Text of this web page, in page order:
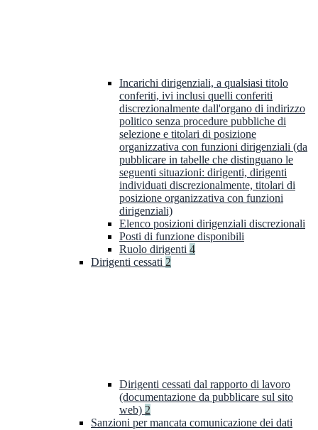
Incarichi dirigenziali, a qualsiasi titolo
conferiti, ivi inclusi quelli conferiti
discrezionalmente dall'organo di indirizzo
politico senza procedure pubbliche di
selezione e titolari di posizione
organizzativa con funzioni dirigenziali (da
pubblicare in tabelle che distinguano le
seguenti situazioni: dirigenti, dirigenti
individuati discrezionalmente, titolari di
posizione organizzativa con funzioni
dirigenziali)
Elenco posizioni dirigenziali discrezionali
Posti di funzione disponibili
Ruolo dirigenti 4
Dirigenti cessati 2
Dirigenti cessati dal rapporto di lavoro
(documentazione da pubblicare sul sito
web) 2
Sanzioni per mancata comunicazione dei dati